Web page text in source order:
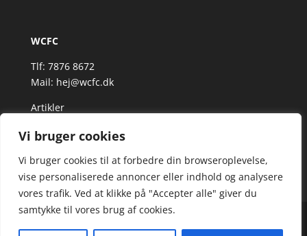
Vi bruger cookies
Vi bruger cookies til at forbedre din browseroplevelse,
vise personaliserede annoncer eller indhold og analysere
vores trafik. Ved at klikke på "Accepter alle" giver du
samtykke til vores brug af cookies.
WCFC
Tlf: 7876 8672
Mail: hej@wcfc.dk
Artikler